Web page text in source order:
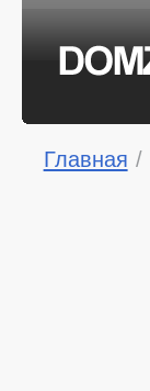
Главная /